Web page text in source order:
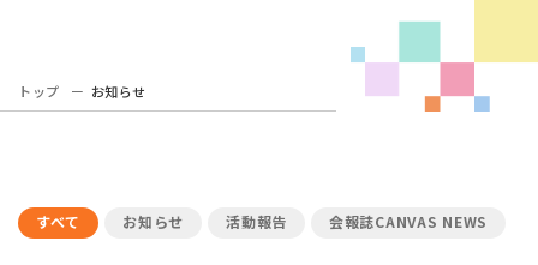
トップ お知らせ
すべて お知らせ 活動報告 会報誌CANVAS NEWS